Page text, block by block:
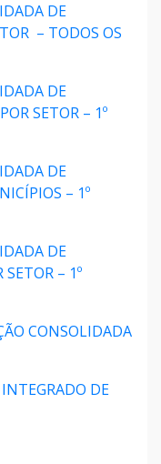
DE
– TODOS OS
DE
SETOR – 1º
DE
– 1º
DE
– 1º
CONSOLIDADA
DE